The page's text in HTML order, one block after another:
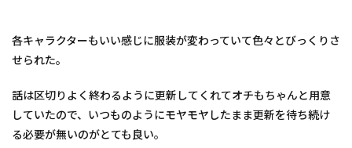
各キャラクターもいい感じに服装が変わっていて色々とびっくりさ
せられた。
話は区切りよく終わるように更新してくれてオチもちゃんと用意
していたので、いつものようにモヤモヤしたまま更新を待ち続け
る必要が無いのがとても良い。